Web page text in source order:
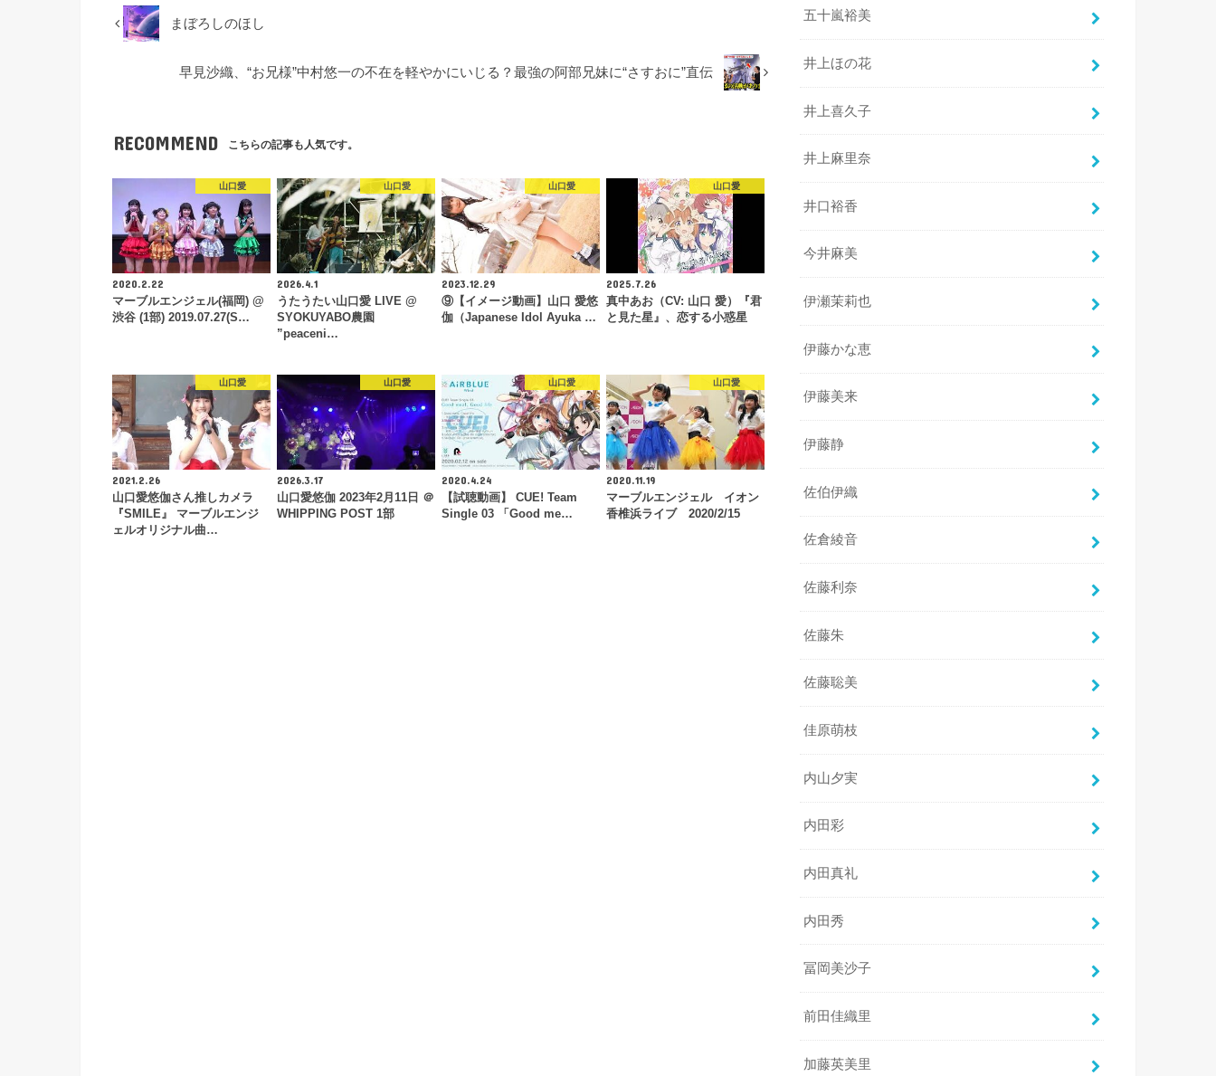
まぼろしのほし
早見沙織、“お兄様”中村悠一の不在を軽やかにいじる？最強の阿部兄妹に“さすおに”直伝
RECOMMEND こちらの記事も人気です。
山口愛
2020.2.22
マーブルエンジェル(福岡) @
渋谷 (1部) 2019.07.27(S…
山口愛
2026.4.1
うたうたい山口愛 LIVE @
SYOKUYABO農園
”peaceni…
山口愛
2023.12.29
⑨【イメージ動画】山口 愛悠
伽（Japanese Idol Ayuka …
山口愛
2025.7.26
真中あお（CV: 山口 愛）『君
と見た星』、恋する小惑星
山口愛
2021.2.26
山口愛悠伽さん推しカメラ
『SMILE』 マーブルエンジ
ェルオリジナル曲…
山口愛
2026.3.17
山口愛悠伽 2023年2月11日 ＠
WHIPPING POST 1部
山口愛
2020.4.24
【試聴動画】 CUE! Team
Single 03 「Good me…
山口愛
2020.11.19
マーブルエンジェル イオン
香椎浜ライブ 2020/2/15
五十嵐裕美
井上ほの花
井上喜久子
井上麻里奈
井口裕香
今井麻美
伊瀬茉莉也
伊藤かな恵
伊藤美来
伊藤静
佐伯伊織
佐倉綾音
佐藤利奈
佐藤朱
佐藤聡美
佳原萌枝
内山夕実
内田彩
内田真礼
内田秀
冨岡美沙子
前田佳織里
加藤英美里